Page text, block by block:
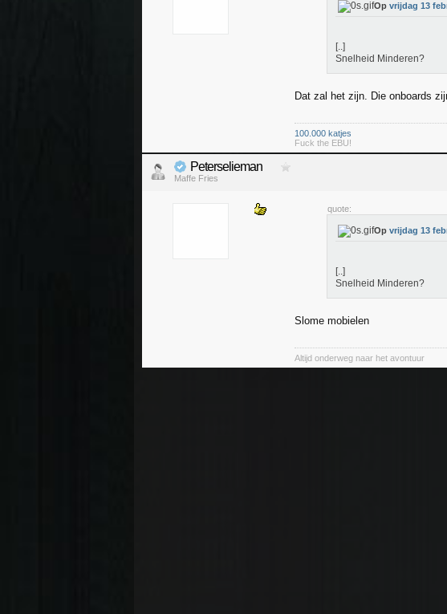
Op vrijdag 13
[..]
Snelheid Minderen?
Dat zal het zijn. Die onboards
100.000 katjes
Fuck the EBU!
Peterselieman
Maffe Fries
quote:
Op vrijdag 13
[..]
Snelheid Minderen?
Slome mobielen
Altijd onderweg naar het avontuur